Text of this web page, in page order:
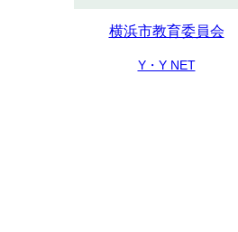
横浜市教育委員会
Y・Y NET